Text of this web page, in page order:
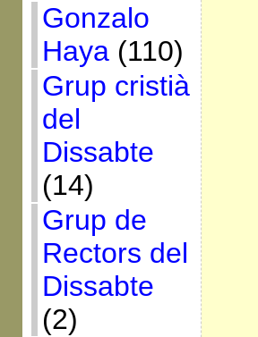
Gonzalo
Haya(110)
Grup cristià
del
Dissabte
(14)
Grup de
Rectors del
Dissabte
(2)